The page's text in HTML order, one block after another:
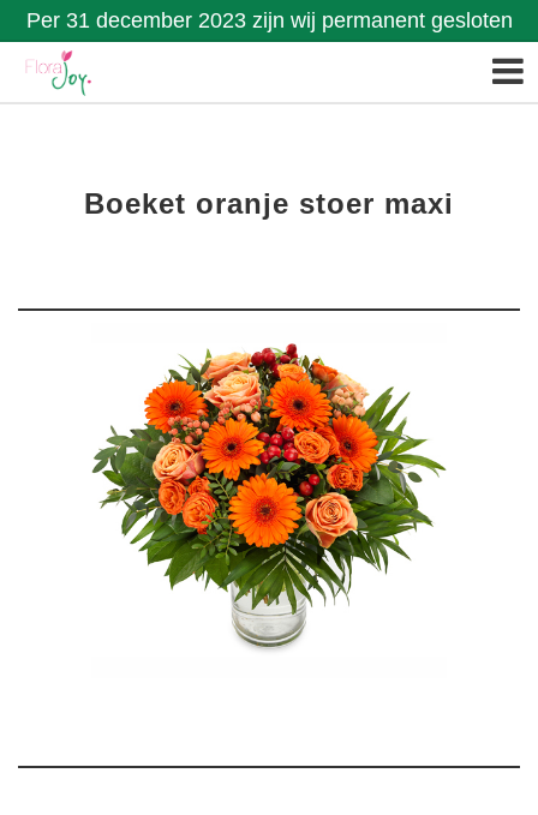
Per 31 december 2023 zijn wij permanent gesloten
Boeket oranje stoer maxi